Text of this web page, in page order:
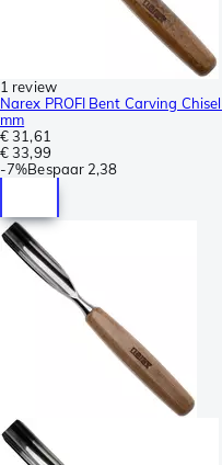
1 review
Narex PROFI Bent Carving
mm
€ 31,61
€ 33,99
-7%Bespaar 2,38